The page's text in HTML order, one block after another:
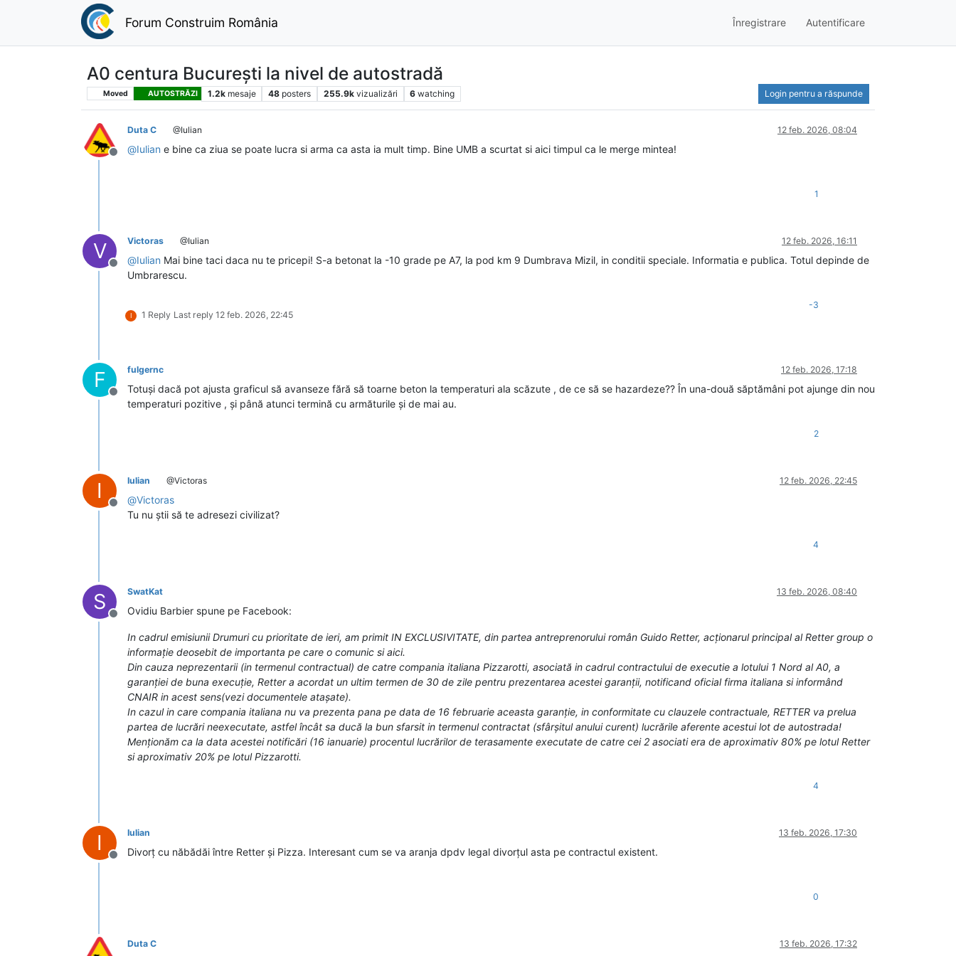
Forum Construim România Înregistrare Autentificare
A0 centura București la nivel de autostradă
Moved AUTOSTRĂZI 1.2k mesaje 48 posters 255.9k vizualizări 6 watching Login pentru a răspunde
Deconectat
Duta C @Iulian 12 feb. 2026, 08:04
@Iulian e bine ca ziua se poate lucra si arma ca asta ia mult timp. Bine UMB a scurtat si aici timpul ca le merge mintea!
1
V
Deconectat
Victoras @Iulian 12 feb. 2026, 16:11
@Iulian Mai bine taci daca nu te pricepi! S-a betonat la -10 grade pe A7, la pod km 9 Dumbrava Mizil, in conditii speciale. Informatia e publica. Totul depinde de
Umbrarescu.
I 1 Reply Last reply 12 feb. 2026, 22:45
-3
F
Deconectat
fulgernc 12 feb. 2026, 17:18
Totuși dacă pot ajusta graficul să avanseze fără să toarne beton la temperaturi ala scăzute , de ce să se hazardeze?? În una-două săptămâni pot ajunge din nou
temperaturi pozitive , și până atunci termină cu armăturile și de mai au.
2
I
Deconectat
Iulian @Victoras 12 feb. 2026, 22:45
@Victoras
Tu nu știi să te adresezi civilizat?
4
S
Deconectat
SwatKat 13 feb. 2026, 08:40
Ovidiu Barbier spune pe Facebook:
In cadrul emisiunii Drumuri cu prioritate de ieri, am primit IN EXCLUSIVITATE, din partea antreprenorului român Guido Retter, acționarul principal al Retter group o
informație deosebit de importanta pe care o comunic si aici.
Din cauza neprezentarii (in termenul contractual) de catre compania italiana Pizzarotti, asociată in cadrul contractului de executie a lotului 1 Nord al A0, a
garanției de buna execuție, Retter a acordat un ultim termen de 30 de zile pentru prezentarea acestei garanții, notificand oficial firma italiana si informând
CNAIR in acest sens(vezi documentele atașate).
In cazul in care compania italiana nu va prezenta pana pe data de 16 februarie aceasta garanție, in conformitate cu clauzele contractuale, RETTER va prelua
partea de lucrări neexecutate, astfel încât sa ducă la bun sfarsit in termenul contractat (sfârșitul anului curent) lucrările aferente acestui lot de autostrada!
Menționăm ca la data acestei notificări (16 ianuarie) procentul lucrărilor de terasamente executate de catre cei 2 asociati era de aproximativ 80% pe lotul Retter
si aproximativ 20% pe lotul Pizzarotti.
4
I
Deconectat
Iulian 13 feb. 2026, 17:30
Divorț cu năbădăi între Retter și Pizza. Interesant cum se va aranja dpdv legal divorțul asta pe contractul existent.
0
Duta C 13 feb. 2026, 17:32